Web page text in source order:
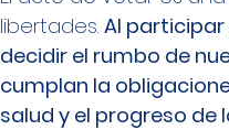
libertades. Al participar
decidir el rumbo de
cumplan la
salud y el progreso de